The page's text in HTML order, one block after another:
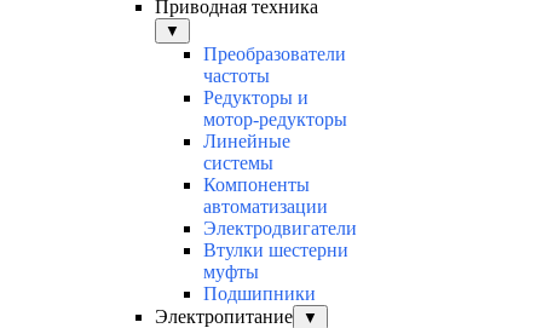
Приводная техника
▼
Преобразователи
частоты
Редукторы и
мотор-редукторы
Линейные
системы
Компоненты
автоматизации
Электродвигатели
Втулки шестерни
муфты
Подшипники
Электропитание
▼